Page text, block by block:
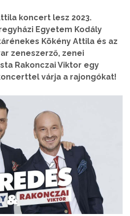
koncert lesz 2023.
Egyetem Kodály
Kökény Attila és az
zeneszerző, zenei
Rakonczai Viktor egy
várja a rajongókat!